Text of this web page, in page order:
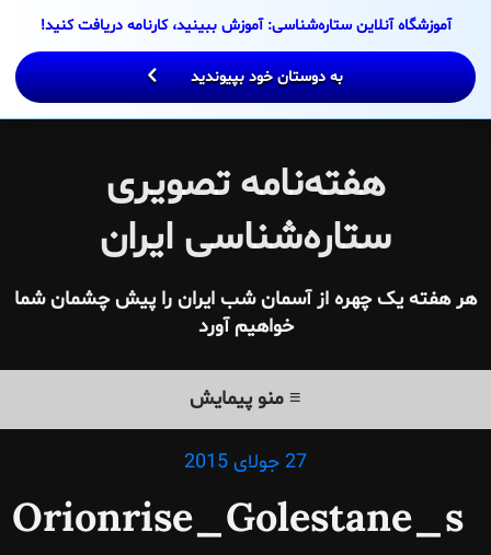
content
آموزشگاه آنلاین ستاره‌شناسی: آموزش ببینید، کارنامه دریافت کنید!
به دوستان خود بپیوندید
هفته‌نامه تصویری
ستاره‌شناسی ایران
هر هفته یک چهره از آسمان شب ایران را پیش چشمان شما
خواهیم آورد
≡ منو پیمایش
Posted
27 جولای 2015
Orionrise_Golestane_s